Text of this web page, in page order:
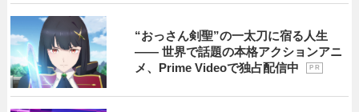
“おっさん剣聖”の一太刀に宿る人生
―― 世界で話題の本格アクションアニ
メ、Prime Videoで独占配信中
P R